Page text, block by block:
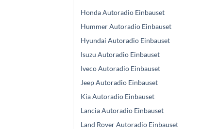
Honda Autoradio Einbauset
Hummer Autoradio Einbauset
Hyundai Autoradio Einbauset
Isuzu Autoradio Einbauset
Iveco Autoradio Einbauset
Jeep Autoradio Einbauset
Kia Autoradio Einbauset
Lancia Autoradio Einbauset
Land Rover Autoradio Einbauset